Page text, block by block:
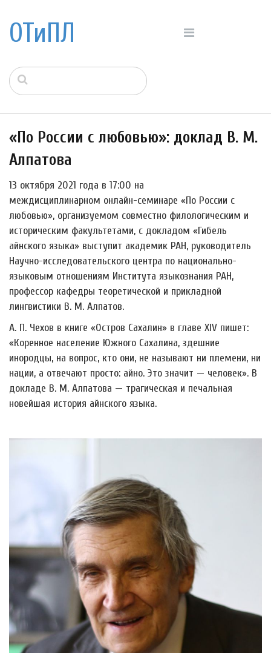
ОТиПЛ
«По России с любовью»: доклад В. М.
Алпатова
13 октября 2021 года в 17:00 на
междисциплинарном онлайн-семинаре «По России с
любовью», организуемом совместно филологическим и
историческим факультетами, с докладом «Гибель
айнского языка» выступит академик РАН, руководитель
Научно-исследовательского центра по национально-
языковым отношениям Института языкознания РАН,
профессор кафедры теоретической и прикладной
лингвистики В. М. Алпатов.
А. П. Чехов в книге «Остров Сахалин» в главе XIV пишет:
«Коренное население Южного Сахалина, здешние
инородцы, на вопрос, кто они, не называют ни племени, ни
нации, а отвечают просто: айно. Это значит — человек». В
докладе В. М. Алпатова — трагическая и печальная
новейшая история айнского языка.